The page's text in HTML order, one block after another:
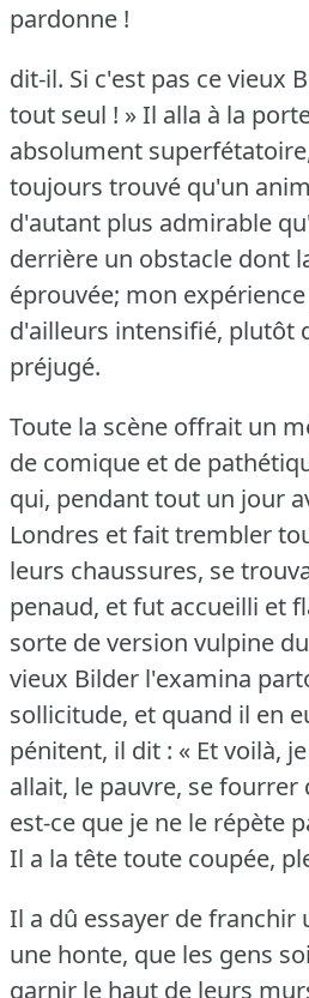
pardonne !
dit-il. Si c'est pas ce vieux
tout seul ! » Il alla à la
absolument
toujours trouvé qu'un
d'autant plus admirable
derrière un obstacle dont
éprouvée; mon
d'ailleurs intensifié, plutôt
préjugé.
Toute la scène offrait un
de comique et de
qui, pendant tout un jour
Londres et fait trembler
leurs chaussures, se
penaud, et fut accueilli et
sorte de version vulpine
vieux Bilder l'examina
sollicitude, et quand il en
pénitent, il dit : « Et voilà,
allait, le pauvre, se fourrer
est-ce que je ne le répète
Il a la tête toute coupée,
Il a dû essayer de franchir
une honte, que les gens
garnir le haut de leurs